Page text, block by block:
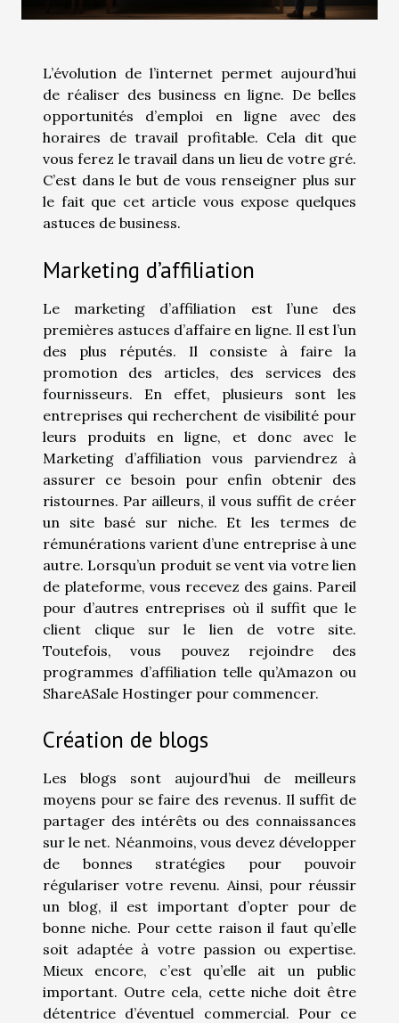
L’évolution de l’internet permet aujourd’hui
de réaliser des business en ligne. De belles
opportunités d’emploi en ligne avec des
horaires de travail profitable. Cela dit que
vous ferez le travail dans un lieu de votre gré.
C’est dans le but de vous renseigner plus sur
le fait que cet article vous expose quelques
astuces de business.
Marketing d’affiliation
Le marketing d’affiliation est l’une des
premières astuces d’affaire en ligne. Il est l’un
des plus réputés. Il consiste à faire la
promotion des articles, des services des
fournisseurs. En effet, plusieurs sont les
entreprises qui recherchent de visibilité pour
leurs produits en ligne, et donc avec le
Marketing d’affiliation vous parviendrez à
assurer ce besoin pour enfin obtenir des
ristournes. Par ailleurs, il vous suffit de créer
un site basé sur niche. Et les termes de
rémunérations varient d’une entreprise à une
autre. Lorsqu’un produit se vent via votre lien
de plateforme, vous recevez des gains. Pareil
pour d’autres entreprises où il suffit que le
client clique sur le lien de votre site.
Toutefois, vous pouvez rejoindre des
programmes d’affiliation telle qu’Amazon ou
ShareASale Hostinger pour commencer.
Création de blogs
Les blogs sont aujourd’hui de meilleurs
moyens pour se faire des revenus. Il suffit de
partager des intérêts ou des connaissances
sur le net. Néanmoins, vous devez développer
de bonnes stratégies pour pouvoir
régulariser votre revenu. Ainsi, pour réussir
un blog, il est important d’opter pour de
bonne niche. Pour cette raison il faut qu’elle
soit adaptée à votre passion ou expertise.
Mieux encore, c’est qu’elle ait un public
important. Outre cela, cette niche doit être
détentrice d’éventuel commercial. Pour ce